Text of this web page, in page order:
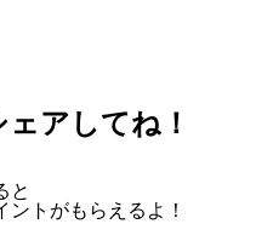
アしてね！
と
ント がもらえるよ！